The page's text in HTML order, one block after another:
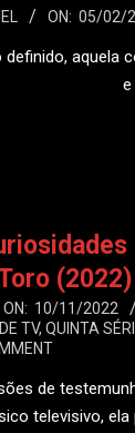
ON: 05/02/
aquela
(2022)
ON: 10/11/2022
TV, QUINTA
de
televisivo, ela